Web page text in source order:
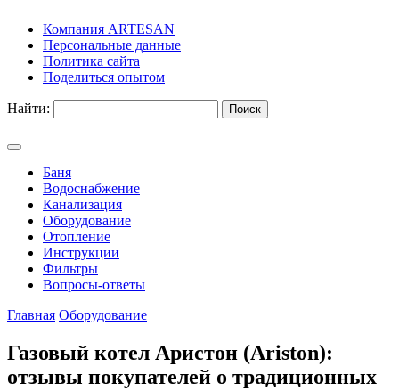
Компания ARTESAN
Персональные данные
Политика сайта
Поделиться опытом
Найти:
Баня
Водоснабжение
Канализация
Оборудование
Отопление
Инструкции
Фильтры
Вопросы-ответы
Главная Оборудование
Газовый котел Аристон (Ariston):
отзывы покупателей о традиционных